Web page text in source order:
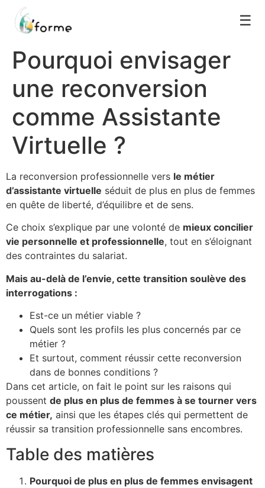
☰
Pourquoi envisager
une reconversion
comme Assistante
Virtuelle ?
La reconversion professionnelle vers le métier
d’assistante virtuelle séduit de plus en plus de femmes
en quête de liberté, d’équilibre et de sens.
Ce choix s’explique par une volonté de mieux concilier
vie personnelle et professionnelle, tout en s’éloignant
des contraintes du salariat.
Mais au-delà de l’envie, cette transition soulève des
interrogations :
Est-ce un métier viable ?
Quels sont les profils les plus concernés par ce
métier ?
Et surtout, comment réussir cette reconversion
dans de bonnes conditions ?
Dans cet article, on fait le point sur les raisons qui
poussent de plus en plus de femmes à se tourner vers
ce métier, ainsi que les étapes clés qui permettent de
réussir sa transition professionnelle sans encombres.
Table des matières
Pourquoi de plus en plus de femmes envisagent